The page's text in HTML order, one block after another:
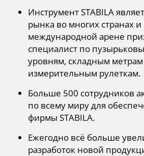
Инструмент STABILA
рынка во многих странах и
международной арене
специалист по
уровням, складным
измерительным рулеткам.
Больше 500 сотрудников
по всему миру для
фирмы STABILA.
Ежегодно всё больше
разработок новой